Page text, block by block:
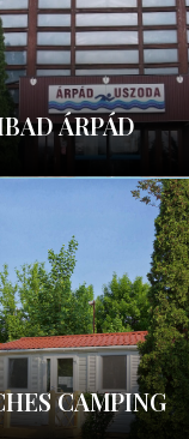
ÁRPÁD
CAMPING